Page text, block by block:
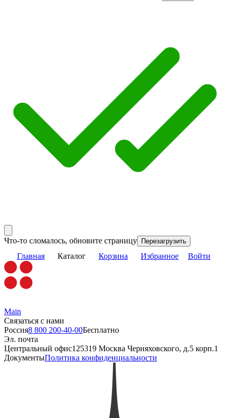
Что-то сломалось, обновите страницу Перезагрузить
Главная Каталог Корзина Избранное Войти
Main
Связаться с нами
Россия8 800 200-40-00Бесплатно
Эл. почта
Центральный офис125319 Москва Черняховского, д.5 корп.1
ДокументыПолитика конфиденциальности